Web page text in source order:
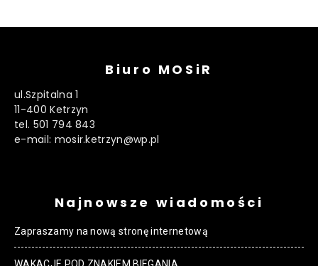
Biuro MOSiR
ul.Szpitalna 1
11-400 Ketrzyn
tel. 501 794 843
e-mail: mosir.ketrzyn@wp.pl
Najnowsze wiadomości
Zapraszamy na nową stronę internetową